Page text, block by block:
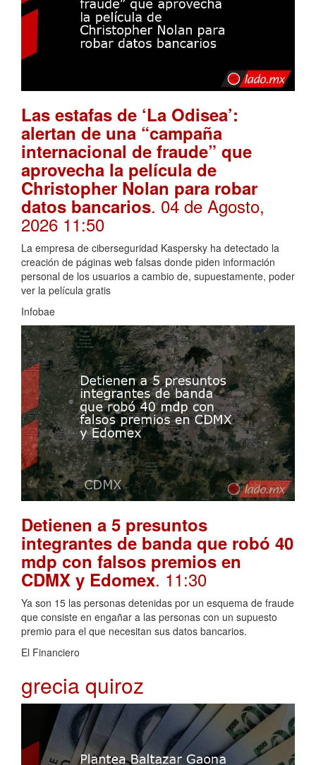
Las estafas de ‘La Odisea’:
alertan de una “campaña
internacional de fraude” que
aprovecha la película de
Christopher Nolan para robar
datos bancarios. 04 de Agosto,
2026 11:50
La empresa de ciberseguridad Kaspersky ha detectado la
creación de páginas web falsas donde piden información
personal de los usuarios a cambio de, supuestamente, poder
ver la película gratis
Infobae
Detienen a 5 presuntos
integrantes de banda que robó 40
mdp con falsos premios en
CDMX y Edomex. 11:30
Ya son 15 las personas detenidas por un esquema de fraude
que consiste en engañar a las personas con un supuesto
premio para el que necesitan sus datos bancarios.
El Financiero
grecia quiroz